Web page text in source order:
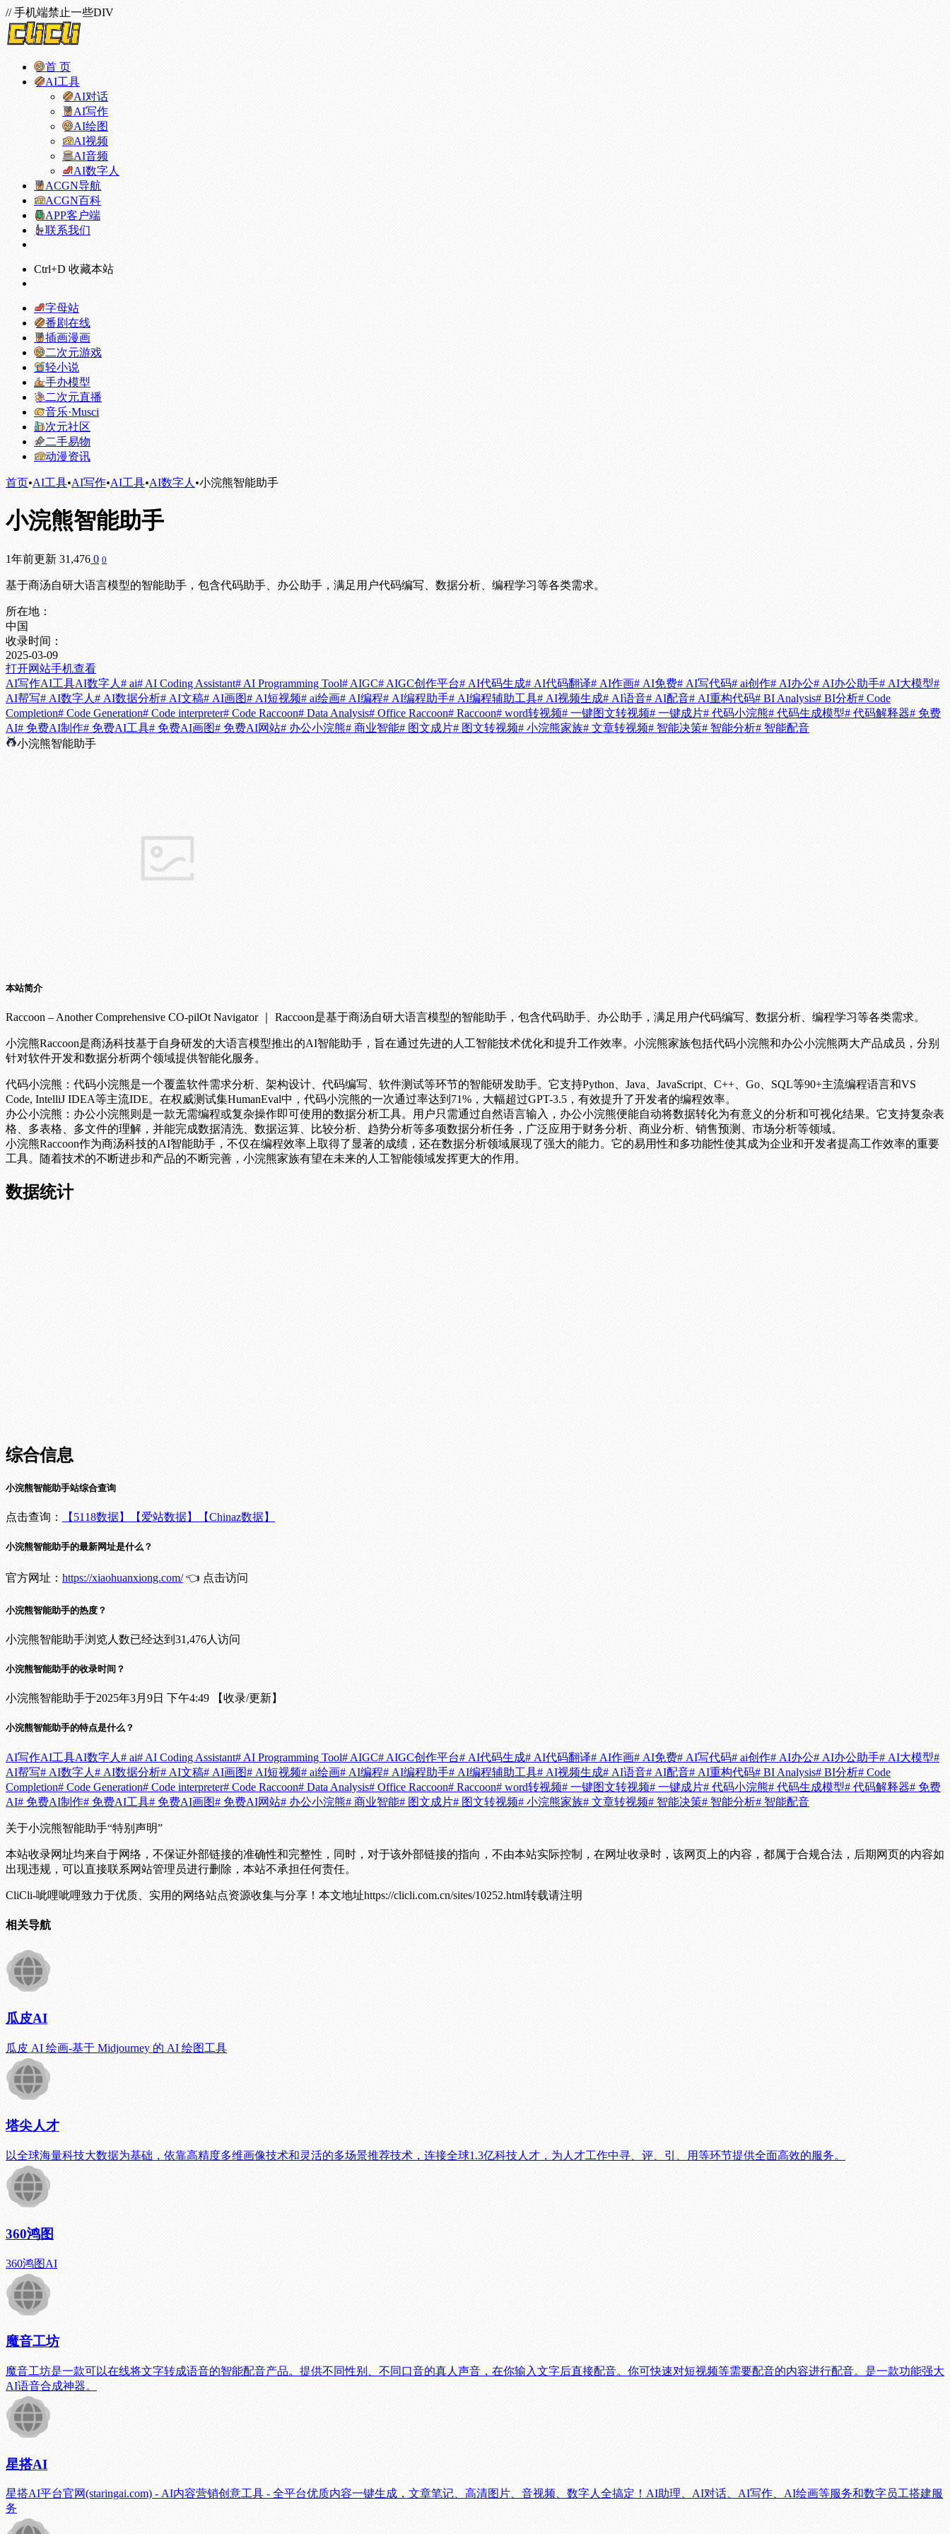
// 手机端禁止一些DIV
首 页
AI工具
AI对话
AI写作
AI绘图
AI视频
AI音频
AI数字人
ACGN导航
ACGN百科
APP客户端
联系我们
Ctrl+D 收藏本站
字母站
番剧在线
插画漫画
二次元游戏
轻小说
手办模型
二次元直播
音乐·Musci
次元社区
二手易物
动漫资讯
首页•AI工具•AI写作•AI工具•AI数字人 •小浣熊智能助手
小浣熊智能助手
1年前更新 31,476 0 0
基于商汤自研大语言模型的智能助手，包含代码助手、办公助手，满足用户代码编写、数据分析、编程学习等各类需求。
所在地：
中国
收录时间：
2025-03-09
打开网站手机查看
AI写作AI工具AI数字人# ai# AI Coding Assistant# AI Programming Tool# AIGC# AIGC创作平台# AI代码生成# AI代码翻译# AI作画# AI免费# AI写代码# ai创作# AI办公# AI办公助手# AI大模型#
AI帮写# AI数字人# AI数据分析# AI文稿# AI画图# AI短视频# ai绘画# AI编程# AI编程助手# AI编程辅助工具# AI视频生成# AI语音# AI配音# AI重构代码# BI Analysis# BI分析# Code
Completion# Code Generation# Code interpreter# Code Raccoon# Data Analysis# Office Raccoon# Raccoon# word转视频# 一键图文转视频# 一键成片# 代码小浣熊# 代码生成模型# 代码解释器# 免费
AI# 免费AI制作# 免费AI工具# 免费AI画图# 免费AI网站# 办公小浣熊# 商业智能# 图文成片# 图文转视频# 小浣熊家族# 文章转视频# 智能决策# 智能分析# 智能配音
小浣熊智能助手
本站简介
Raccoon – Another Comprehensive CO-pilOt Navigator ｜ Raccoon是基于商汤自研大语言模型的智能助手，包含代码助手、办公助手，满足用户代码编写、数据分析、编程学习等各类需求。
小浣熊Raccoon是商汤科技基于自身研发的大语言模型推出的AI智能助手，旨在通过先进的人工智能技术优化和提升工作效率。小浣熊家族包括代码小浣熊和办公小浣熊两大产品成员，分别
针对软件开发和数据分析两个领域提供智能化服务。
代码小浣熊：代码小浣熊是一个覆盖软件需求分析、架构设计、代码编写、软件测试等环节的智能研发助手。它支持Python、Java、JavaScript、C++、Go、SQL等90+主流编程语言和VS
Code, IntelliJ IDEA等主流IDE。在权威测试集HumanEval中，代码小浣熊的一次通过率达到71%，大幅超过GPT-3.5，有效提升了开发者的编程效率。
办公小浣熊：办公小浣熊则是一款无需编程或复杂操作即可使用的数据分析工具。用户只需通过自然语言输入，办公小浣熊便能自动将数据转化为有意义的分析和可视化结果。它支持复杂表
格、多表格、多文件的理解，并能完成数据清洗、数据运算、比较分析、趋势分析等多项数据分析任务，广泛应用于财务分析、商业分析、销售预测、市场分析等领域。
小浣熊Raccoon作为商汤科技的AI智能助手，不仅在编程效率上取得了显著的成绩，还在数据分析领域展现了强大的能力。它的易用性和多功能性使其成为企业和开发者提高工作效率的重要
工具。随着技术的不断进步和产品的不断完善，小浣熊家族有望在未来的人工智能领域发挥更大的作用。
数据统计
综合信息
小浣熊智能助手站综合查询
点击查询： 【5118数据】 【爱站数据】 【Chinaz数据】
小浣熊智能助手的最新网址是什么？
官方网址： https://xiaohuanxiong.com/👈 点击访问
小浣熊智能助手的热度？
小浣熊智能助手浏览人数已经达到31,476人访问
小浣熊智能助手的收录时间？
小浣熊智能助手于2025年3月9日 下午4:49 【收录/更新】
小浣熊智能助手的特点是什么？
AI写作AI工具AI数字人 # ai# AI Coding Assistant# AI Programming Tool# AIGC# AIGC创作平台# AI代码生成# AI代码翻译# AI作画# AI免费# AI写代码# ai创作# AI办公# AI办公助手# AI大模型#
AI帮写# AI数字人# AI数据分析# AI文稿# AI画图# AI短视频# ai绘画# AI编程# AI编程助手# AI编程辅助工具# AI视频生成# AI语音# AI配音# AI重构代码# BI Analysis# BI分析# Code
Completion# Code Generation# Code interpreter# Code Raccoon# Data Analysis# Office Raccoon# Raccoon# word转视频# 一键图文转视频# 一键成片# 代码小浣熊# 代码生成模型# 代码解释器# 免费
AI# 免费AI制作# 免费AI工具# 免费AI画图# 免费AI网站# 办公小浣熊# 商业智能# 图文成片# 图文转视频# 小浣熊家族# 文章转视频# 智能决策# 智能分析# 智能配音
关于小浣熊智能助手“特别声明”
本站收录网址均来自于网络，不保证外部链接的准确性和完整性，同时，对于该外部链接的指向，不由本站实际控制，在网址收录时，该网页上的内容，都属于合规合法，后期网页的内容如
出现违规，可以直接联系网站管理员进行删除，本站不承担任何责任。
CliCli-呲哩呲哩致力于优质、实用的网络站点资源收集与分享！ 本文地址https://clicli.com.cn/sites/10252.html转载请注明
相关导航
瓜皮AI
瓜皮 AI 绘画-基于 Midjourney 的 AI 绘图工具
塔尖人才
以全球海量科技大数据为基础，依靠高精度多维画像技术和灵活的多场景推荐技术，连接全球1.3亿科技人才，为人才工作中寻、评、引、用等环节提供全面高效的服务。
360鸿图
360鸿图AI
魔音工坊
魔音工坊是一款可以在线将文字转成语音的智能配音产品。提供不同性别、不同口音的真人声音，在你输入文字后直接配音。你可快速对短视频等需要配音的内容进行配音。是一款功能强大
AI语音合成神器。
星搭AI
星搭AI平台官网(staringai.com) - AI内容营销创意工具 - 全平台优质内容一键生成，文章笔记、高清图片、音视频、数字人全搞定！AI助理、AI对话、AI写作、AI绘画等服务和数字员工搭建服
务